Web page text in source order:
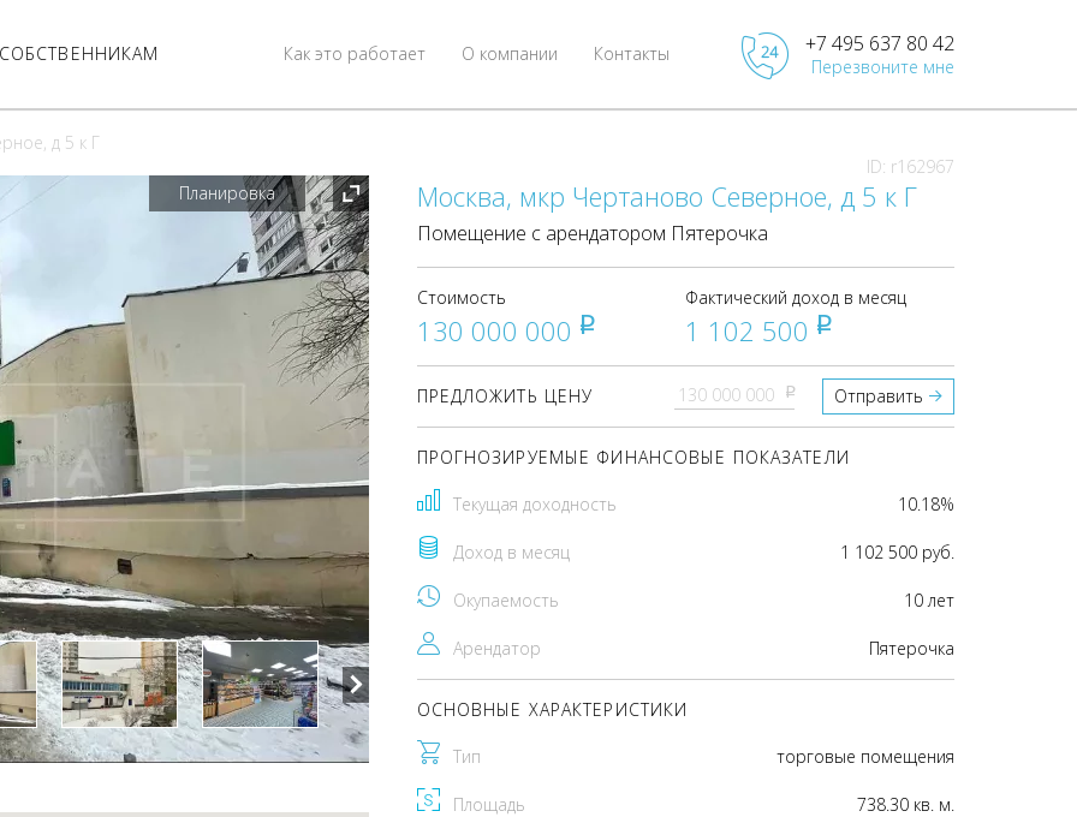
Контакты
О компании
Как это работает +7 495 637 80 42
Перезвоните мне
д 5 к Г
ID: r162967
Планировка
Москва, мкр Чертаново Северное, д 5 к Г
Помещение с арендатором Пятерочка
Стоимость
130 000 000 pуб
Фактический доход в месяц
1 102 500 pуб
ПРЕДЛОЖИТЬ ЦЕНУ pуб Отправить
ПРОГНОЗИРУЕМЫЕ ФИНАНСОВЫЕ ПОКАЗАТЕЛИ
Текущая доходность 10.18%
Доход в месяц 1 102 500 руб.
Окупаемость 10 лет
Арендатор Пятерочка
ОСНОВНЫЕ ХАРАКТЕРИСТИКИ
Тип торговые помещения
Площадь 738.30 кв. м.